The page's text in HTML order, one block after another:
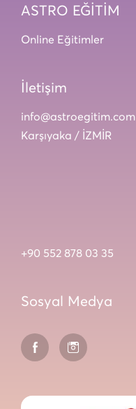
ASTRO EĞİTİM
Online Eğitimler
İletişim
info@astroegitim.com
Karşıyaka / İZMİR
+90 552 878 03 35
Sosyal Medya